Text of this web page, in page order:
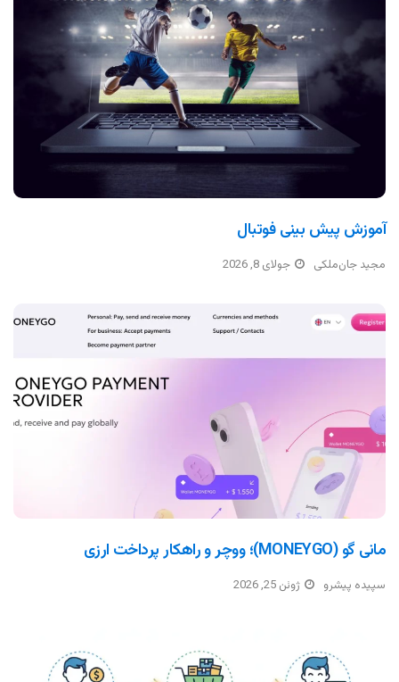
آموزش پیش بینی فوتبال
مجید جان‌ملکی جولای 8, 2026
مانی گو (MONEYGO)؛ ووچر و راهکار پرداخت ارزی
سپیده پیشرو ژوئن 25, 2026